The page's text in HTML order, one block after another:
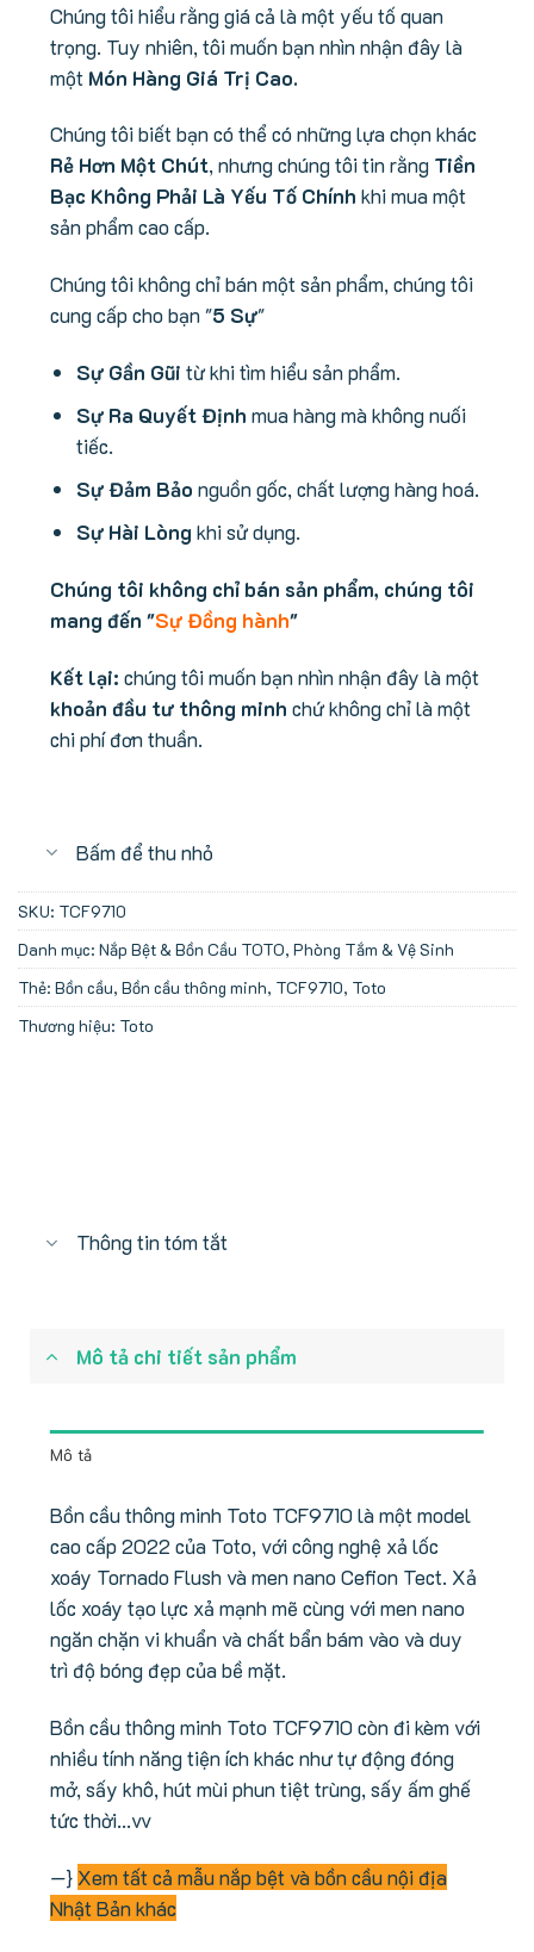
Chúng tôi hiểu rằng giá cả là một yếu tố quan
trọng. Tuy nhiên, tôi muốn bạn nhìn nhận đây là
một Món Hàng Giá Trị Cao.
Chúng tôi biết bạn có thể có những lựa chọn khác
Rẻ Hơn Một Chút, nhưng chúng tôi tin rằng Tiền
Bạc Không Phải Là Yếu Tố Chính khi mua một
sản phẩm cao cấp.
Chúng tôi không chỉ bán một sản phẩm, chúng tôi
cung cấp cho bạn "5 Sự"
Sự Gần Gũi từ khi tìm hiểu sản phẩm.
Sự Ra Quyết Định mua hàng mà không nuối
tiếc.
Sự Đảm Bảo nguồn gốc, chất lượng hàng hoá.
Sự Hài Lòng khi sử dụng.
Chúng tôi không chỉ bán sản phẩm, chúng tôi
mang đến "Sự Đồng hành"
Kết lại: chúng tôi muốn bạn nhìn nhận đây là một
khoản đầu tư thông minh chứ không chỉ là một
chi phí đơn thuần.
Bấm để thu nhỏ
SKU: TCF9710
Danh mục: Nắp Bệt & Bồn Cầu TOTO, Phòng Tắm & Vệ Sinh
Thẻ: Bồn cầu, Bồn cầu thông minh, TCF9710, Toto
Thương hiệu: Toto
Thông tin tóm tắt
Mô tả chi tiết sản phẩm
Mô tả
Bồn cầu thông minh Toto TCF9710 là một model
cao cấp 2022 của Toto, với công nghệ xả lốc
xoáy Tornado Flush và men nano Cefion Tect. Xả
lốc xoáy tạo lực xả mạnh mẽ cùng với men nano
ngăn chặn vi khuẩn và chất bẩn bám vào và duy
trì độ bóng đẹp của bề mặt.
Bồn cầu thông minh Toto TCF9710 còn đi kèm với
nhiều tính năng tiện ích khác như tự động đóng
mở, sấy khô, hút mùi phun tiệt trùng, sấy ấm ghế
tức thời…vv
—} Xem tất cả mẫu nắp bệt và bồn cầu nội địa
Nhật Bản khác